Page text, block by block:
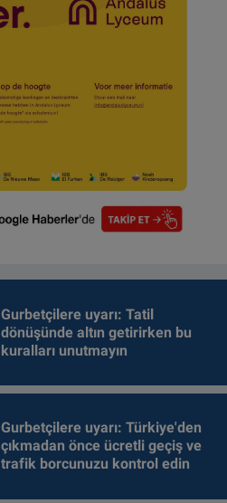
Gurbetçilere uyarı: Tatil
dönüşünde altın getirirken bu
kuralları unutmayın
Gurbetçilere uyarı: Türkiye'den
çıkmadan önce ücretli geçiş ve
trafik borcunuzu kontrol edin